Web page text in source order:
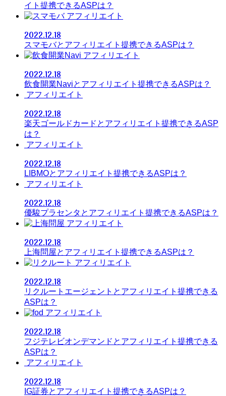
イト提携できるASPは？
アフィリエイト
2022.12.18
スマモバとアフィリエイト提携できるASPは？
アフィリエイト
2022.12.18
飲食開業Naviとアフィリエイト提携できるASPは？
アフィリエイト
2022.12.18
楽天ゴールドカードとアフィリエイト提携できるASP
は？
アフィリエイト
2022.12.18
LIBMOとアフィリエイト提携できるASPは？
アフィリエイト
2022.12.18
優駿プラセンタとアフィリエイト提携できるASPは？
アフィリエイト
2022.12.18
上海問屋とアフィリエイト提携できるASPは？
アフィリエイト
2022.12.18
リクルートエージェントとアフィリエイト提携できる
ASPは？
アフィリエイト
2022.12.18
フジテレビオンデマンドとアフィリエイト提携できる
ASPは？
アフィリエイト
2022.12.18
IG証券とアフィリエイト提携できるASPは？